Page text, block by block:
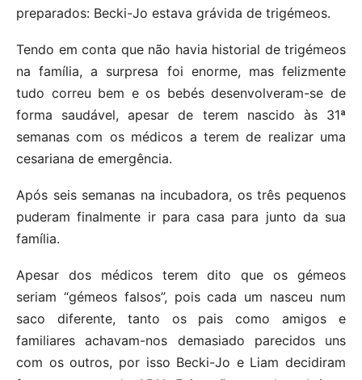
preparados: Becki-Jo estava grávida de trigémeos.
Tendo em conta que não havia historial de trigémeos
na família, a surpresa foi enorme, mas felizmente
tudo correu bem e os bebés desenvolveram-se de
forma saudável, apesar de terem nascido às 31ª
semanas com os médicos a terem de realizar uma
cesariana de emergência.
Após seis semanas na incubadora, os três pequenos
puderam finalmente ir para casa para junto da sua
família.
Apesar dos médicos terem dito que os gémeos
seriam “gémeos falsos”, pois cada um nasceu num
saco diferente, tanto os pais como amigos e
familiares achavam-nos demasiado parecidos uns
com os outros, por isso Becki-Jo e Liam decidiram